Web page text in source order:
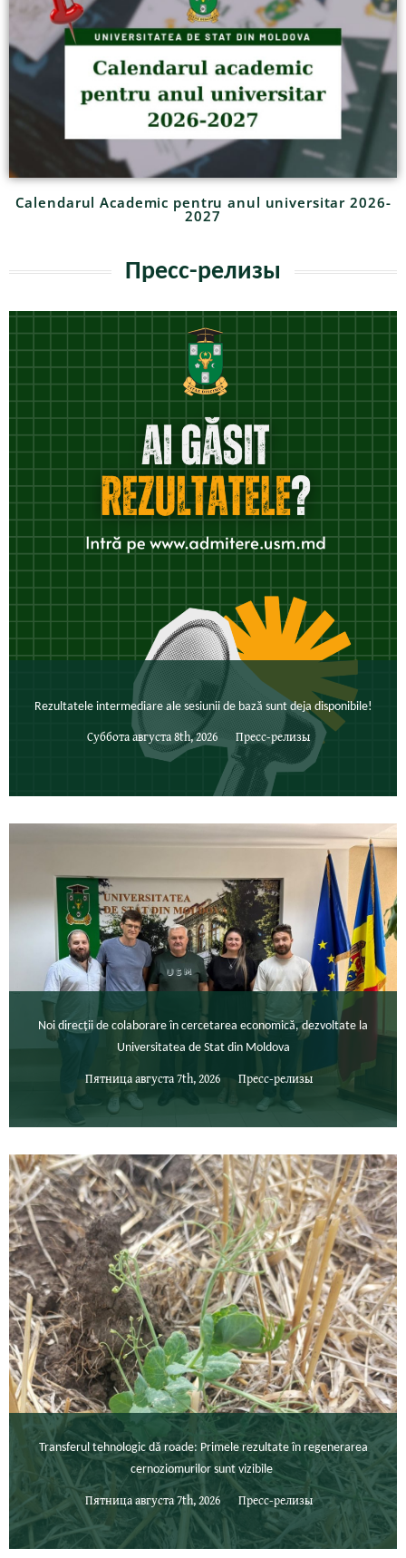
Calendarul Academic pentru anul universitar 2026-
2027
Пресс-релизы
Rezultatele intermediare ale sesiunii de bază sunt deja disponibile!
Суббота августа 8th, 2026 Пресс-релизы
Noi direcții de colaborare în cercetarea economică, dezvoltate la
Universitatea de Stat din Moldova
Пятница августа 7th, 2026 Пресс-релизы
Transferul tehnologic dă roade: Primele rezultate în regenerarea
cernoziomurilor sunt vizibile
Пятница августа 7th, 2026 Пресс-релизы